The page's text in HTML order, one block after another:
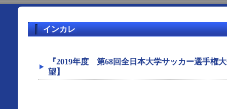
インカレ
『2019年度 第68回全日本大学サッカー選手権
望】